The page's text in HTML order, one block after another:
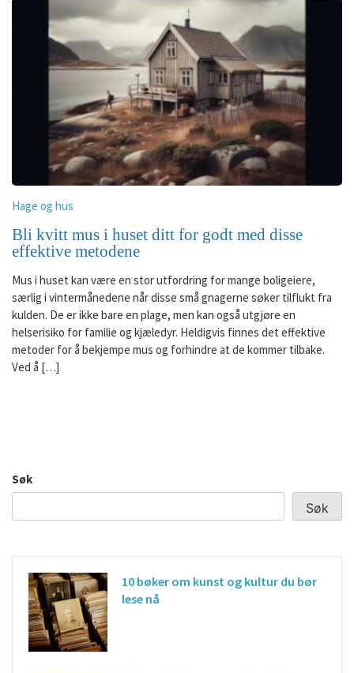
Hage og hus
Bli kvitt mus i huset ditt for godt med disse
effektive metodene
Mus i huset kan være en stor utfordring for mange boligeiere,
særlig i vintermånedene når disse små gnagerne søker tilflukt fra
kulden. De er ikke bare en plage, men kan også utgjøre en
helserisiko for familie og kjæledyr. Heldigvis finnes det effektive
metoder for å bekjempe mus og forhindre at de kommer tilbake.
Ved å […]
Søk
Søk
10 bøker om kunst og kultur du bør
lese nå